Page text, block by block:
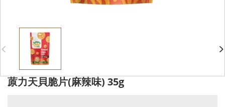
蒝力天貝脆片(麻辣味) 35g